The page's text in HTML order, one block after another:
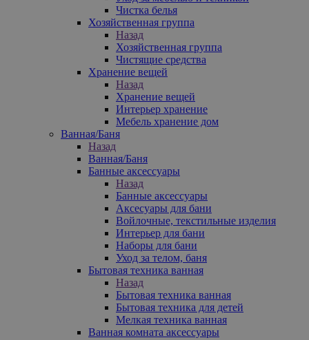
Чистка белья
Хозяйственная группа
Назад
Хозяйственная группа
Чистящие средства
Хранение вещей
Назад
Хранение вещей
Интерьер хранение
Мебель хранение дом
Ванная/Баня
Назад
Ванная/Баня
Банные аксессуары
Назад
Банные аксессуары
Аксесуары для бани
Войлочные, текстильные изделия
Интерьер для бани
Наборы для бани
Уход за телом, баня
Бытовая техника ванная
Назад
Бытовая техника ванная
Бытовая техника для детей
Мелкая техника ванная
Ванная комната аксессуары